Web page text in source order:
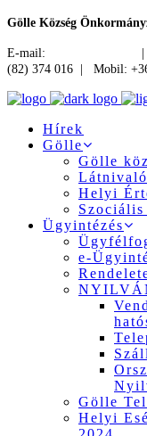
Gölle Község
E-mail: |
(82) 374 016 | Mobil:
Hírek
Gölle
Gölle
Helyi
Ügyintézés
e-
Gölle
Helyi